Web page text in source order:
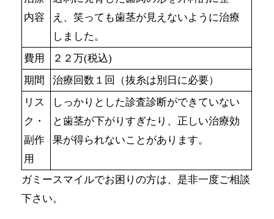
内容
え、笑っても歯茎が見えないように治療
しました。
費用
２２万(税込)
期間
治療回数１回（抜糸は別日に必要）
リス
ク・
副作
用
しっかりとした診査診断ができていない
と歯茎が下がりすぎたり、正しい治療効
果が得られないことがあります。
ガミースマイルでお困りの方は、是非一度ご相談
下さい。